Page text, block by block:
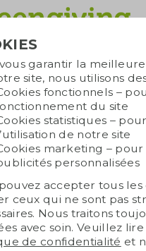
Tasses et mugs
détail en liège
avec détail
garantir la
site, nous utilisons
fonctionnels –
du site
statistiques –
de notre site
marketing – pour
personnalisées
accepter tous les
ceux qui ne sont pas
Nous traitons
avec soin. Veuillez
de confidentialité et